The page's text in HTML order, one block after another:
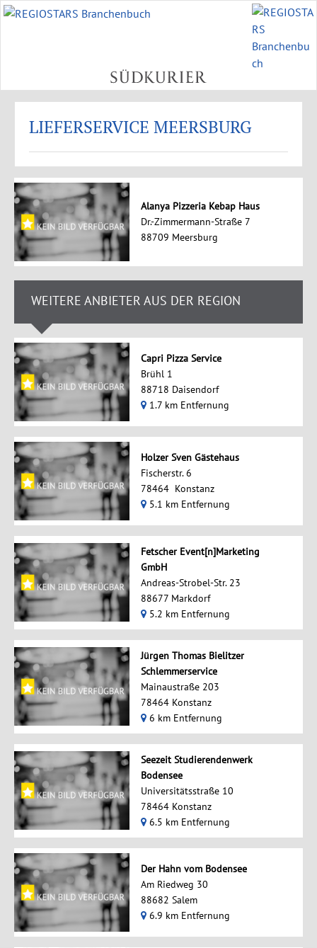
LIEFERSERVICE MEERSBURG
Alanya Pizzeria Kebap Haus
Dr.-Zimmermann-Straße 7
88709 Meersburg
WEITERE ANBIETER AUS DER REGION
Capri Pizza Service
Brühl 1
88718 Daisendorf
1.7 km Entfernung
Holzer Sven Gästehaus
Fischerstr. 6
78464 Konstanz
5.1 km Entfernung
Fetscher Event[n]Marketing
GmbH
Andreas-Strobel-Str. 23
88677 Markdorf
5.2 km Entfernung
Jürgen Thomas Bielitzer
Schlemmerservice
Mainaustraße 203
78464 Konstanz
6 km Entfernung
Seezeit Studierendenwerk
Bodensee
Universitätsstraße 10
78464 Konstanz
6.5 km Entfernung
Der Hahn vom Bodensee
Am Riedweg 30
88682 Salem
6.9 km Entfernung